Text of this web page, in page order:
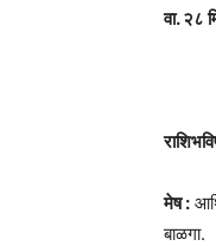
वा. २८
मेष :
बाळगा.